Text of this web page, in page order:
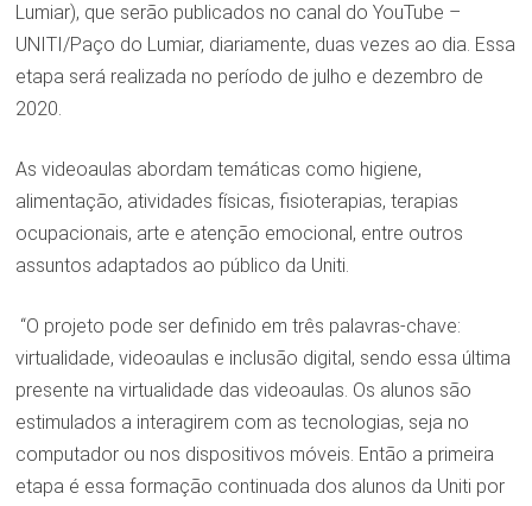
Lumiar), que serão publicados no canal do YouTube –
UNITI/Paço do Lumiar, diariamente, duas vezes ao dia. Essa
etapa será realizada no período de julho e dezembro de
2020.
As videoaulas abordam temáticas como higiene,
alimentação, atividades físicas, fisioterapias, terapias
ocupacionais, arte e atenção emocional, entre outros
assuntos adaptados ao público da Uniti.
“O projeto pode ser definido em três palavras-chave:
virtualidade, videoaulas e inclusão digital, sendo essa última
presente na virtualidade das videoaulas. Os alunos são
estimulados a interagirem com as tecnologias, seja no
computador ou nos dispositivos móveis. Então a primeira
etapa é essa formação continuada dos alunos da Uniti por